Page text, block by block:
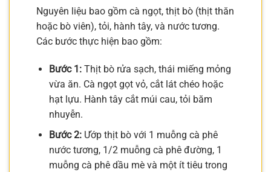
Nguyên liệu bao gồm cà ngọt, thịt bò (thịt thăn
hoặc bò viên), tỏi, hành tây, và nước tương.
Các bước thực hiện bao gồm:
Bước 1:Thịt bò rửa sạch, thái miếng mỏng
vừa ăn. Cà ngọt gọt vỏ, cắt lát chéo hoặc
hạt lựu. Hành tây cắt múi cau, tỏi băm
nhuyễn.
Bước 2:Ướp thịt bò với 1 muỗng cà phê
nước tương, 1/2 muỗng cà phê đường, 1
muỗng cà phê dầu mè và một ít tiêu trong